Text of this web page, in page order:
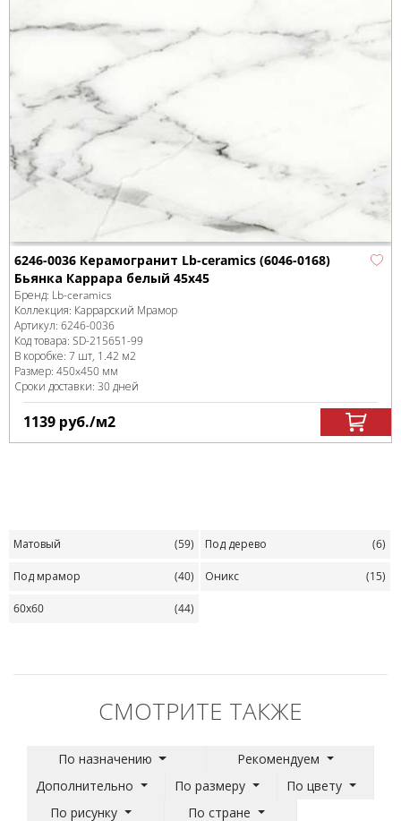
6246-0036 Керамогранит Lb-ceramics (6046-0168)
Бьянка Каррара белый 45х45
Бренд: Lb-ceramics
Коллекция: Каррарский Мрамор
Артикул: 6246-0036
Код товара: SD-215651-99
В коробке: 7 шт, 1.42 м2
Размер: 450x450 мм
Сроки доставки: 30 дней
1139 руб./м2
Матовый (59) Под дерево (6)
Под мрамор (40) Оникс (15)
60х60 (44)
СМОТРИТЕ ТАКЖЕ
По назначению
Рекомендуем
Дополнительно
По размеру
По цвету
По рисунку
По стране